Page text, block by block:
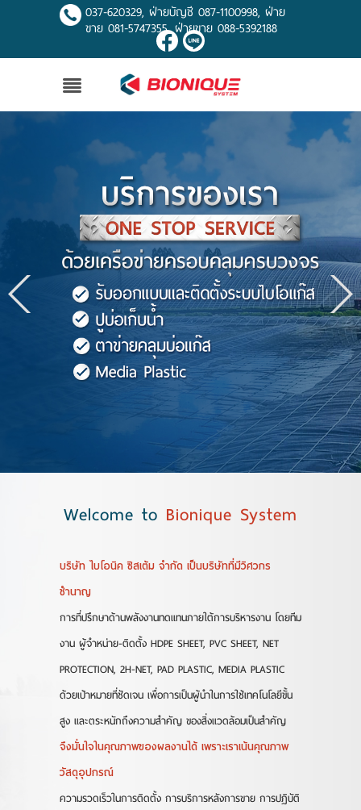
หน้าหลัก
บริการของเรา
ผลงานของเรา
037-620329, ฝ่ายบัญชี 087-1100998, ฝ่าย
ขาย 081-5747355, ฝ่ายขาย 088-5392188
Welcome to Bionique System
บริษัท ไบโอนิค ซิสเต้ม จำกัด เป็นบริษัทที่มีวิศวกร
ชำนาญ
การที่ปรึกษาด้านพลังงานทดแทนภายใต้การบริหารงาน โดยทีม
งาน ผู้จำหน่าย-ติดตั้ง HDPE SHEET, PVC SHEET, NET
PROTECTION, 2H-NET, PAD PLASTIC, MEDIA PLASTIC
ด้วยเป้าหมายที่ชัดเจน เพื่อการเป็นผู้นำในการใช้เทคโนโลยีขั้น
สูง และตระหนักถึงความสำคัญ ของสิ่งแวดล้อมเป็นสำคัญ
จึงมั่นใจในคุณภาพของผลงานได้ เพราะเราเน้นคุณภาพ
วัสดุอุปกรณ์
ความรวดเร็วในการติดตั้ง การบริการหลังการขาย การปฏิบัติ